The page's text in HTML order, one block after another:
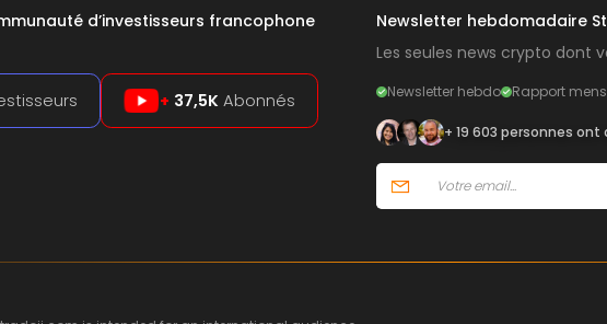
d’investisseurs francophone
+ 37,5K Abonnés
Newsletter hebdomadaire
Les seules news crypto dont
Newsletter hebdo Rapport
+ 19 603 personnes